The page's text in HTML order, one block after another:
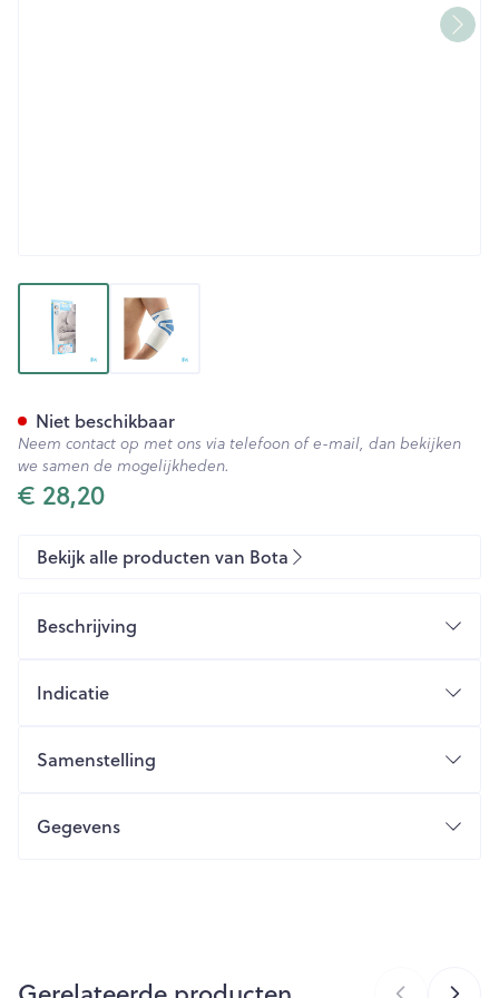
View larger imageView larger image
€ 28,20
Niet beschikbaar
Neem contact op met ons via telefoon of e-mail, dan bekijken
we samen de mogelijkheden.
Bekijk alle producten van Bota
Beschrijving
Indicatie
Samenstelling
Gegevens
Merken Bota